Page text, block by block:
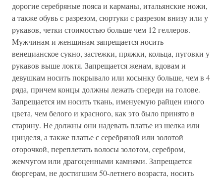
дорогие серебряные пояса и карманы, итальянские ножи,
а также обувь с разрезом, сюртуки с разрезом внизу или у
рукавов, четки стоимостью больше чем 12 геллеров.
Мужчинам и женщинам запрещается носить
венецианское сукно, застежки, пряжки, кольца, пуговки у
рукавов выше локтя. Запрещается женам, вдовам и
девушкам носить покрывало или косынку больше, чем в 4
ряда, причем концы должны лежать спереди на голове.
Запрещается им носить ткань, именуемую райцен иного
цвета, чем белого и красного, как это было принято в
старину. Не должны они надевать платье из шелка или
цинделя, а также платье с серебряной или золотой
оторочкой, переплетать волосы золотом, серебром,
жемчугом или драгоценными камнями. Запрещается
бюргерам, не достигшим 50-летнего возраста, носить